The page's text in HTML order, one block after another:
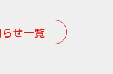
せ一覧